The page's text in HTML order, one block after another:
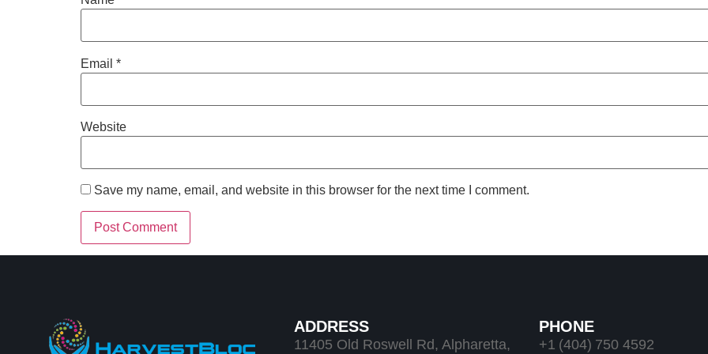
Email *
Website
Save my name, email, and website in this browser for the next time I comment.
ADDRESS
11405 Old Roswell Rd, Alpharetta,
PHONE
+1 (404) 750 4592